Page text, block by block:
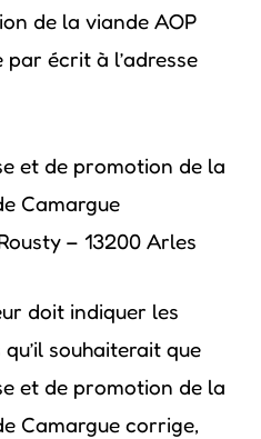
de la viande AOP
par écrit à l’adresse
et de promotion de la
Camargue
– 13200 Arles
doit indiquer les
souhaiterait que
et de promotion de la
Camargue corrige,